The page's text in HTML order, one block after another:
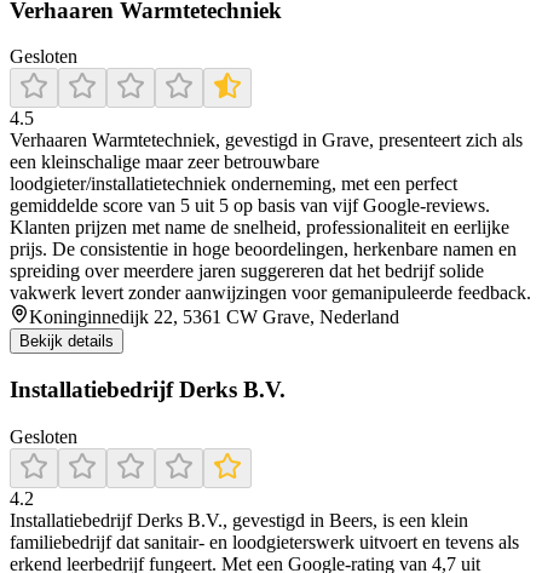
Verhaaren Warmtetechniek
Gesloten
4.5
Verhaaren Warmtetechniek, gevestigd in Grave, presenteert zich als
een kleinschalige maar zeer betrouwbare
loodgieter/installatietechniek onderneming, met een perfect
gemiddelde score van 5 uit 5 op basis van vijf Google‑reviews.
Klanten prijzen met name de snelheid, professionaliteit en eerlijke
prijs. De consistentie in hoge beoordelingen, herkenbare namen en
spreiding over meerdere jaren suggereren dat het bedrijf solide
vakwerk levert zonder aanwijzingen voor gemanipuleerde feedback.
Koninginnedijk 22, 5361 CW Grave, Nederland
Bekijk details
Installatiebedrijf Derks B.V.
Gesloten
4.2
Installatiebedrijf Derks B.V., gevestigd in Beers, is een klein
familiebedrijf dat sanitair- en loodgieterswerk uitvoert en tevens als
erkend leerbedrijf fungeert. Met een Google-rating van 4,7 uit